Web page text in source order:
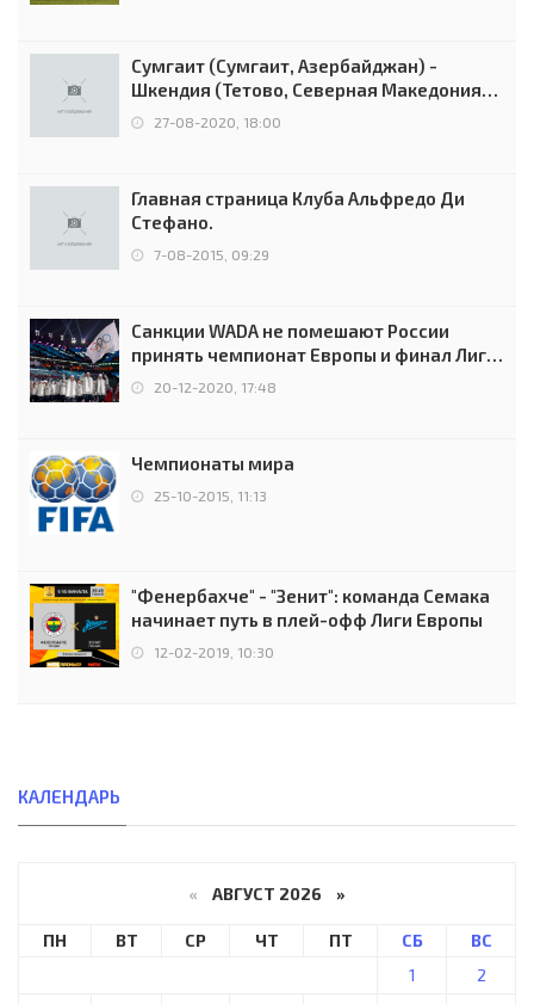
Сумгаит (Сумгаит, Азербайджан) -
Шкендия (Тетово, Северная Македония) -
0:2 (0:0)
27-08-2020, 18:00
Главная страница Клуба Альфредо Ди
Стефано.
7-08-2015, 09:29
Санкции WADA не помешают России
принять чемпионат Европы и финал Лиги
чемпионов.
20-12-2020, 17:48
Чемпионаты мира
25-10-2015, 11:13
"Фенербахче" - "Зенит": команда Семака
начинает путь в плей-офф Лиги Европы
12-02-2019, 10:30
КАЛЕНДАРЬ
« АВГУСТ 2026 »
ПН ВТ СР ЧТ ПТ СБ
ВС
1
2